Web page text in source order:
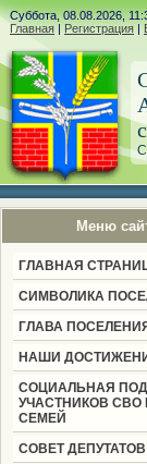
Суббота, 08.08.2026,
Главная | Регистрация |
Меню
ГЛАВНАЯ
СИМВОЛИКА
ГЛАВА ПОСЕЛЕНИЯ
НАШИ
СОЦИАЛЬНАЯ
УЧАСТНИКОВ СВО
СЕМЕЙ
СОВЕТ ДЕПУТАТОВ